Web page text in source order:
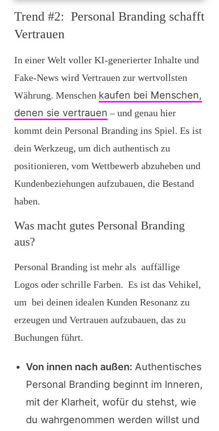
Trend #2: Personal Branding schafft
Vertrauen
In einer Welt voller KI-generierter Inhalte und
Fake-News wird Vertrauen zur wertvollsten
Währung. Menschen kaufen bei Menschen,
denen sie vertrauen – und genau hier
kommt dein Personal Branding ins Spiel. Es ist
dein Werkzeug, um dich authentisch zu
positionieren, vom Wettbewerb abzuheben und
Kundenbeziehungen aufzubauen, die Bestand
haben.
Was macht gutes Personal Branding
aus?
Personal Branding ist mehr als auffällige
Logos oder schrille Farben. Es ist das Vehikel,
um bei deinen idealen Kunden Resonanz zu
erzeugen und Vertrauen aufzubauen, das zu
Buchungen führt.
Von innen nach außen: Authentisches
Personal Branding beginnt im Inneren,
mit der Klarheit, wofür du stehst, wie
du wahrgenommen werden willst und